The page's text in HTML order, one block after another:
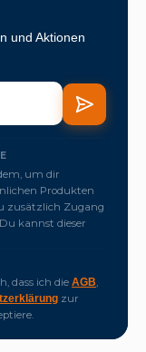
und Aktionen
um dir
Produkten
zusätzlich Zugang
kannst dieser
dass ich die AGB
zur